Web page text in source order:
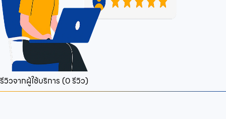
รีวิวจากผู้ใช้บริการ (0รีวิว)